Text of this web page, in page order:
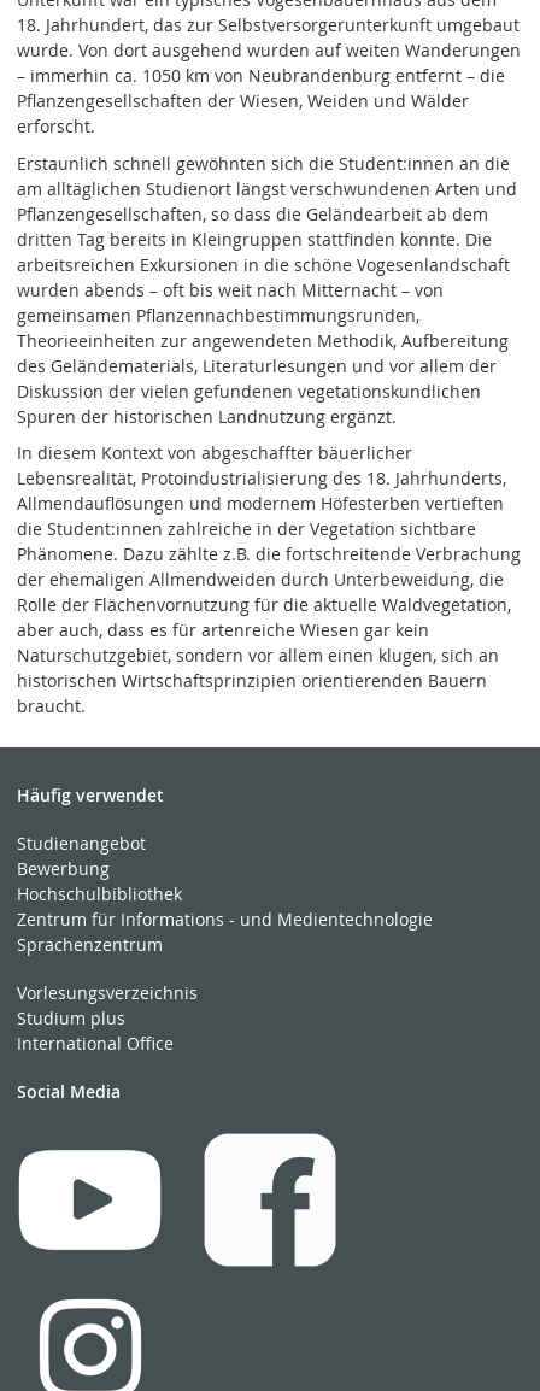
18. Jahrhundert, das zur Selbstversorgerunterkunft umgebaut
wurde. Von dort ausgehend wurden auf weiten Wanderungen
– immerhin ca. 1050 km von Neubrandenburg entfernt – die
Pflanzengesellschaften der Wiesen, Weiden und Wälder
erforscht.
Erstaunlich schnell gewöhnten sich die Student:innen an die
am alltäglichen Studienort längst verschwundenen Arten und
Pflanzengesellschaften, so dass die Geländearbeit ab dem
dritten Tag bereits in Kleingruppen stattfinden konnte. Die
arbeitsreichen Exkursionen in die schöne Vogesenlandschaft
wurden abends – oft bis weit nach Mitternacht – von
gemeinsamen Pflanzennachbestimmungsrunden,
Theorieeinheiten zur angewendeten Methodik, Aufbereitung
des Geländematerials, Literaturlesungen und vor allem der
Diskussion der vielen gefundenen vegetationskundlichen
Spuren der historischen Landnutzung ergänzt.
In diesem Kontext von abgeschaffter bäuerlicher
Lebensrealität, Protoindustrialisierung des 18. Jahrhunderts,
Allmendauflösungen und modernem Höfesterben vertieften
die Student:innen zahlreiche in der Vegetation sichtbare
Phänomene. Dazu zählte z.B. die fortschreitende Verbrachung
der ehemaligen Allmendweiden durch Unterbeweidung, die
Rolle der Flächenvornutzung für die aktuelle Waldvegetation,
aber auch, dass es für artenreiche Wiesen gar kein
Naturschutzgebiet, sondern vor allem einen klugen, sich an
historischen Wirtschaftsprinzipien orientierenden Bauern
braucht.
Häufig verwendet
Studienangebot
Bewerbung
Hochschulbibliothek
Zentrum für Informations - und Medientechnologie
Sprachenzentrum
Vorlesungsverzeichnis
Studium plus
International Office
Social Media